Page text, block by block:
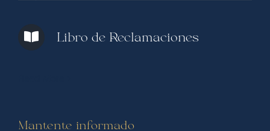
Libro de Reclamaciones
Mantente informado